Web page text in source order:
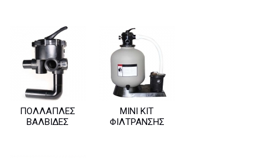
ΠΟΛΛΑΠΛΈΣ
ΒΑΛΒΊΔΕΣ
ΜΊΝΙ ΚΙΤ
ΦΊΛΤΡΑΝΣΗΣ